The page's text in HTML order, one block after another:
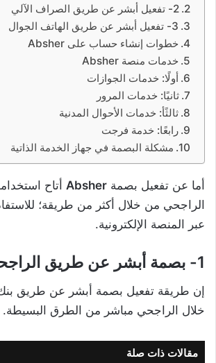
2- تفعيل أبشر عن طريق الصراف الآلي
3- تفعيل أبشر عن طريق الهاتف الجوال
خطوات إنشاء حساب على Absher
خدمات منصة Absher
أولًا: خدمات الجوازات
ثانيًا: خدمات المرور
ثالثًأ: خدمات الأحوال المدنية
رابعًا: خدمة فرجت
مشكلة البصمة في جهاز الخدمة الذاتية
أما عن تفعيل بصمة Absher أتاح
الراجحي من خلال أكثر من طريقة؛
عبر المنصة الإلكترونية.
1- بصمة أبشر عن طريق الراجحي مباشر
إن طريقة تفعيل بصمة أبشر عن طريق
خلال الراجحي مباشر من الطرق البسيطة.
مقالات ذات صلة